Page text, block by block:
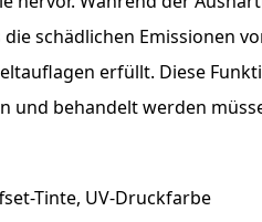
schädlichen Emissionen
erfüllt. Diese
und behandelt werden